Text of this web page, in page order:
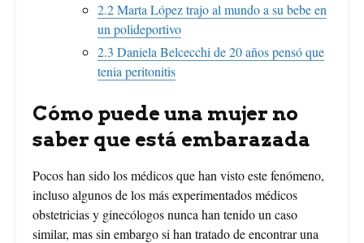
2.2Marta López trajo al mundo a su bebe en
un polideportivo
2.3 Daniela Belcecchi de 20 años pensó que
tenia peritonitis
Cómo puede una mujer no
saber que está embarazada
Pocos han sido los médicos que han visto este fenómeno,
incluso algunos de los más experimentados médicos
obstetricias y ginecólogos nunca han tenido un caso
similar, mas sin embargo si han tratado de encontrar una